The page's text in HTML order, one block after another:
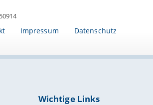
Impressum Datenschutz
Wichtige Links